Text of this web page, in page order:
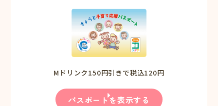
Mドリンク150円引きで税込120円
パスポートを表示する